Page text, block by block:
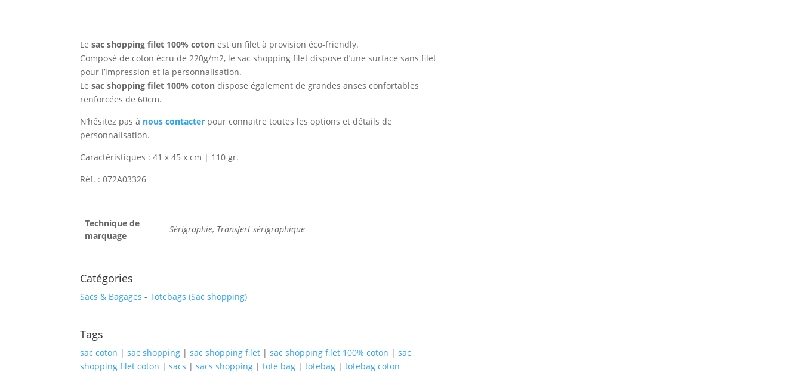
Lesac shopping filet 100% coton est un filet à provision éco-friendly.
Composé de coton écru de 220g/m2, le sac shopping filet dispose d’une surface sans filet
pour l’impression et la personnalisation.
Lesac shopping filet 100% coton dispose également de grandes anses confortables
renforcées de 60cm.
N’hésitez pas à nous contacter pour connaitre toutes les options et détails de
personnalisation.
Caractéristiques : 41 x 45 x cm | 110 gr.
Réf. : 072A03326
Technique de
marquage
Sérigraphie, Transfert sérigraphique
Catégories
Sacs & Bagages -Totebags (Sac shopping)
Tags
sac coton |sac shopping |sac shopping filet |sac shopping filet 100% coton |sac
shopping filet coton |sacs |sacs shopping |tote bag |totebag |totebag coton